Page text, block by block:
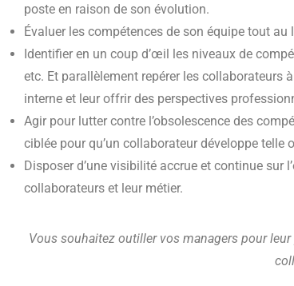
poste en raison de son évolution.
Évaluer les compétences de son équipe tout
Identifier en un coup d’œil les niveaux de
etc. Et parallèlement repérer les
interne et leur offrir des perspectives
Agir pour lutter contre l’obsolescence des
ciblée pour qu’un collaborateur développe telle
Disposer d’une visibilité accrue et continue sur
collaborateurs et leur métier.
Vous souhaitez outiller vos managers pour